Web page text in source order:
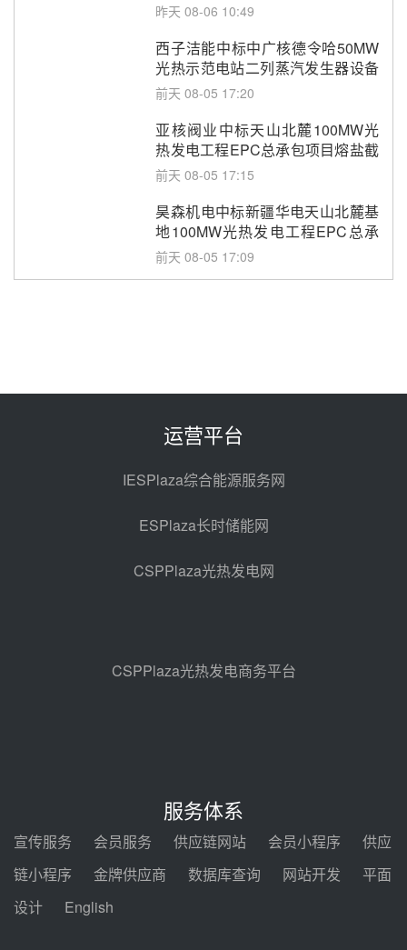
昨天 08-06 10:49
西子洁能中标中广核德令哈50MW
光热示范电站二列蒸汽发生器设备
采购
前天 08-05 17:20
亚核阀业中标天山北麓100MW光
热发电工程EPC总承包项目熔盐截
止阀、熔盐三偏心蝶阀采购
前天 08-05 17:15
昊森机电中标新疆华电天山北麓基
地100MW光热发电工程EPC总承
包项目熔盐介质超声波流量计采购
前天 08-05 17:09
电机组灵活性改造项目三元液态盐
2026-2029年熔盐介质框架协议
中能建华中试研院中标重能新疆
100MW光热项目机组调试及性能
试验
前天 08-05 10:41
格局
前天 08-05 09:11
锅中标格尔木项目蒸汽发生系统
甘肃建投安装公司赴京洽谈，深化
瓜州、博州光热项目战略合作
运营平台
IESPlaza综合能源服务网
ESPlaza长时储能网
CSPPlaza光热发电网
CSPPlaza光热发电商务平台
服务体系
宣传服务 会员服务 供应链网站 会员小程序
供应
链小程序
金牌供应商 数据库查询 网站开发
平面
设计
English